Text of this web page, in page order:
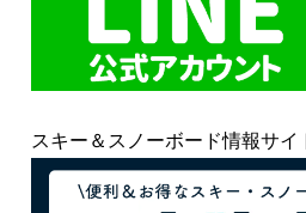
スキー＆スノーボード情報サイ